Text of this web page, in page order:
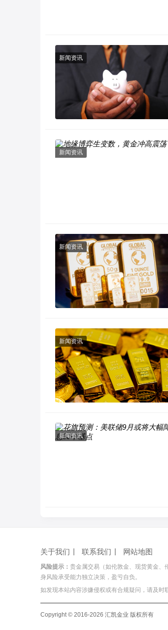
新闻资讯
新闻资讯
新闻资讯
新闻资讯
新闻资讯
关于我们 联系我们 网站地图
风险提示： 贵金属交易（如伦敦金、现货黄金、
身风险承受能力独立决策，盈亏自负。
如发现本站内容涉嫌侵权或有合规疑问，请及时
Copyright © 2016-2026 汇凯金业 版权所有